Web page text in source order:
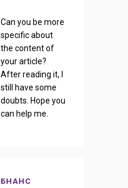
Can you be more
specific about
the content of
your article?
After reading it, I
still have some
doubts. Hope you
can help me.
БНАНС